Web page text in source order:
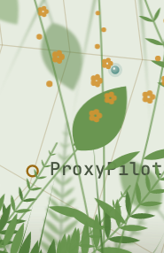
ProxyPilot